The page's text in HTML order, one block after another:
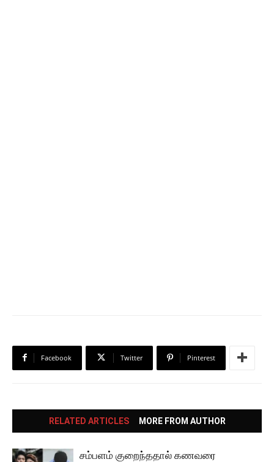
Facebook Twitter Pinterest
RELATED ARTICLES MORE FROM AUTHOR
சம்பளம் குறைந்ததால் கணவரை